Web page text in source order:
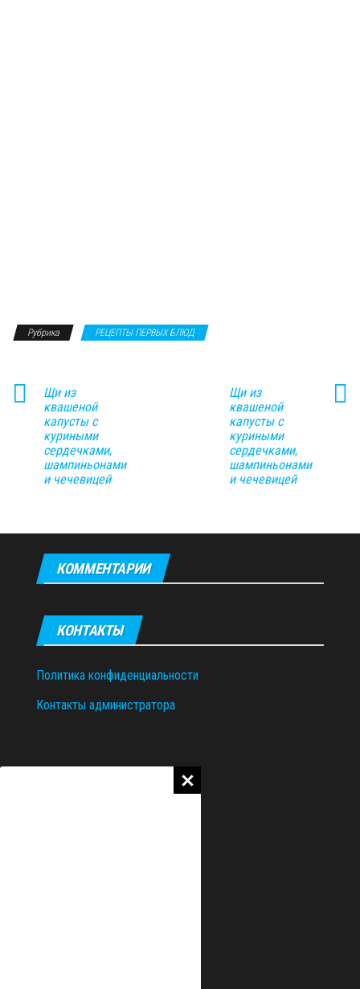
Рубрика РЕЦЕПТЫ ПЕРВЫХ БЛЮД
Щи из
квашеной
капусты с
куриными
сердечками,
шампиньонами
и чечевицей
Щи из
квашеной
капусты с
куриными
сердечками,
шампиньонами
и чечевицей
КОММЕНТАРИИ
КОНТАКТЫ
Политика конфиденциальности
Контакты администратора